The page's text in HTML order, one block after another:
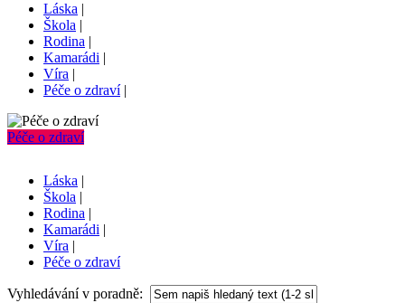
Láska |
Škola |
Rodina |
Kamarádi |
Víra |
Péče o zdraví|
Péče o zdraví
Láska |
Škola |
Rodina |
Kamarádi |
Víra |
Péče o zdraví
Vyhledávání v poradně: